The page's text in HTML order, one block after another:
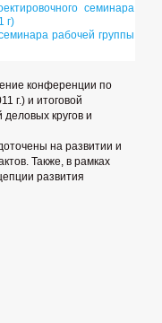
семинара
г)
рабочей группы
конференции по
г.) и итоговой
кругов и
на развитии и
Также, в рамках
развития